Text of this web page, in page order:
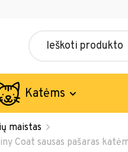
Katėms
maistas
Coat sausas pašaras